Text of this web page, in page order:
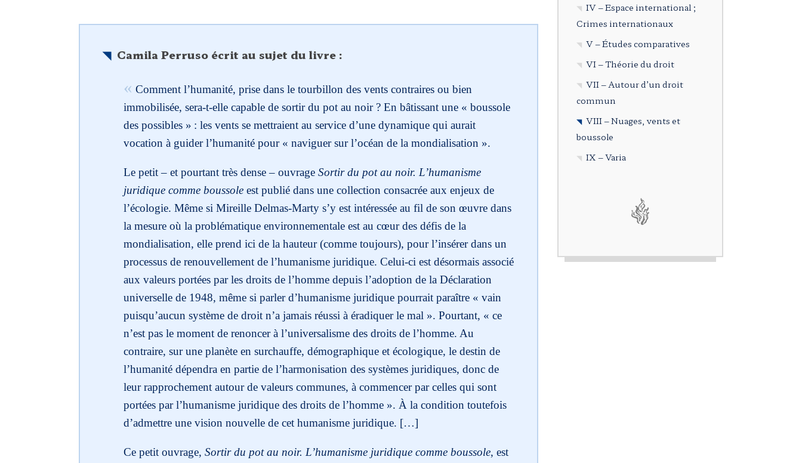
Camila Perruso écrit au sujet du livre :
Comment l’humanité, prise dans le tourbillon des vents contraires ou bien
immobilisée, sera-t-elle capable de sortir du pot au noir ? En bâtissant une « boussole
des possibles » : les vents se mettraient au service d’une dynamique qui aurait
vocation à guider l’humanité pour « naviguer sur l’océan de la mondialisation ».
Le petit – et pourtant très dense – ouvrage Sortir du pot au noir. L’humanisme
juridique comme boussole est publié dans une collection consacrée aux enjeux de
l’écologie. Même si Mireille Delmas-Marty s’y est intéressée au fil de son œuvre dans
la mesure où la problématique environnementale est au cœur des défis de la
mondialisation, elle prend ici de la hauteur (comme toujours), pour l’insérer dans un
processus de renouvellement de l’humanisme juridique. Celui-ci est désormais associé
aux valeurs portées par les droits de l’homme depuis l’adoption de la Déclaration
universelle de 1948, même si parler d’humanisme juridique pourrait paraître « vain
puisqu’aucun système de droit n’a jamais réussi à éradiquer le mal ». Pourtant, « ce
n’est pas le moment de renoncer à l’universalisme des droits de l’homme. Au
contraire, sur une planète en surchauffe, démographique et écologique, le destin de
l’humanité dépendra en partie de l’harmonisation des systèmes juridiques, donc de
leur rapprochement autour de valeurs communes, à commencer par celles qui sont
portées par l’humanisme juridique des droits de l’homme ». À la condition toutefois
d’admettre une vision nouvelle de cet humanisme juridique. […]
Ce petit ouvrage, Sortir du pot au noir. L’humanisme juridique comme boussole, est
IV – Espace international ;
Crimes internationaux
V – Études comparatives
VI – Théorie du droit
VII – Autour d’un droit
commun
VIII – Nuages, vents et
boussole
IX – Varia